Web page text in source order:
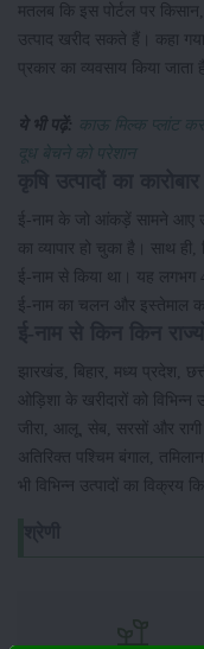
मतलब कि इस पोर्टल पर
उत्पाद खरीद सकते हैं। कहा
प्रकार का व्यवसाय किया जाता
ये भी पढ़ें:
काऊ मिल्क प्लांट
दूध बेचने को परेशान
ई-नाम के जो आंकड़ें सामने आए
का व्यापार हो चुका है। साथ
ई-नाम से किया था। यह लगभग
ई-नाम का चलन और इस्तेमाल
झारखंड, बिहार, मध्य प्रदेश,
ओड़िशा के खरीदारों को विभिन्न
जीरा, आलू, सेब, सरसों और
अतिरिक्त पश्चिम बंगाल,
भी विभिन्न उत्पादों का विक्रय